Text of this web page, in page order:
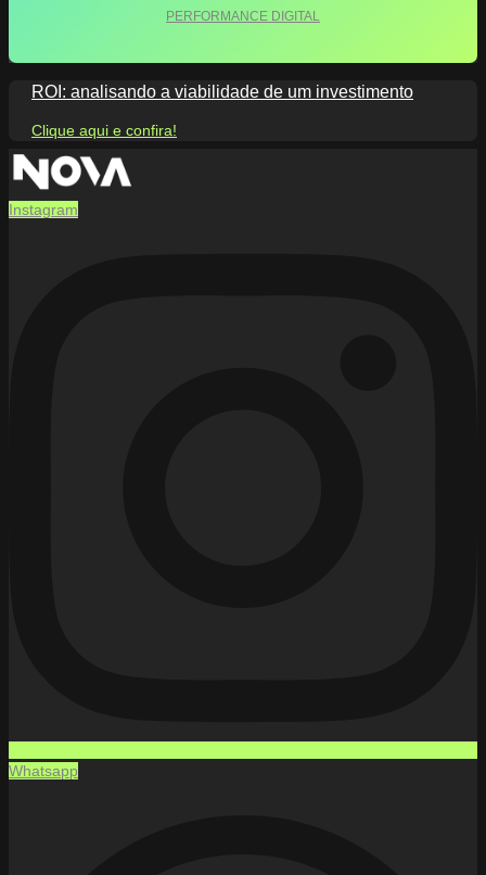
PERFORMANCE DIGITAL
ROI: analisando a viabilidade de um investimento
Clique aqui e confira!
Instagram
Whatsapp